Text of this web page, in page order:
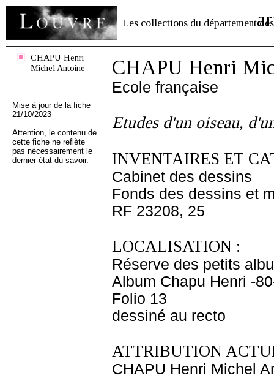
Les collections du département des
CHAPU Henri
Michel Antoine
Mise à jour de la fiche
21/10/2023
Attention, le contenu de
cette fiche ne reflète
pas nécessairement le
dernier état du savoir.
CHAPU Henri
Ecole française
Etudes d'un oiseau,
INVENTAIRES ET
Cabinet des dessins
Fonds des dessins et
RF 23208, 25
LOCALISATION :
Réserve des petits
Album Chapu Henri -
Folio 13
dessiné au recto
ATTRIBUTION
CHAPU Henri Michel